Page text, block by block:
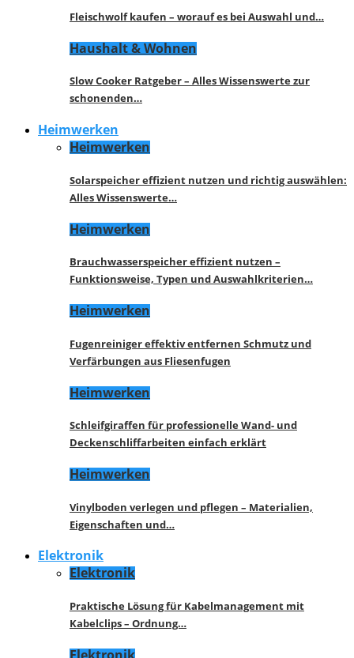
Fleischwolf kaufen – worauf es bei Auswahl und…
Haushalt & Wohnen
Slow Cooker Ratgeber – Alles Wissenswerte zur
schonenden…
Heimwerken
Heimwerken
Solarspeicher effizient nutzen und richtig auswählen:
Alles Wissenswerte…
Heimwerken
Brauchwasserspeicher effizient nutzen –
Funktionsweise, Typen und Auswahlkriterien…
Heimwerken
Fugenreiniger effektiv entfernen Schmutz und
Verfärbungen aus Fliesenfugen
Heimwerken
Schleifgiraffen für professionelle Wand- und
Deckenschliffarbeiten einfach erklärt
Heimwerken
Vinylboden verlegen und pflegen – Materialien,
Eigenschaften und…
Elektronik
Elektronik
Praktische Lösung für Kabelmanagement mit
Kabelclips – Ordnung…